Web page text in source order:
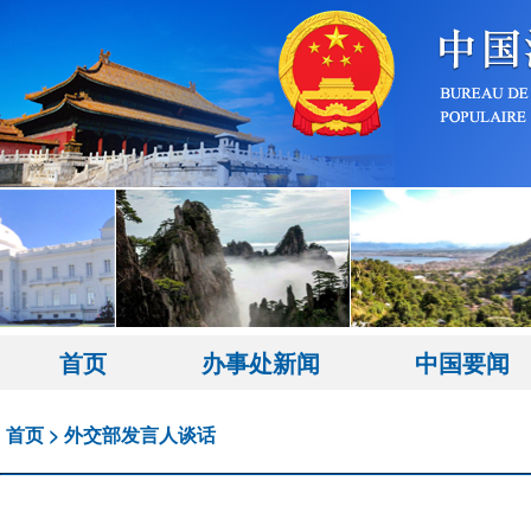
首页 办事处新闻 中国要闻
首页 > 外交部发言人谈话